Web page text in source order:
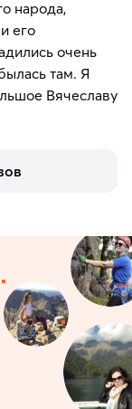
народа,
его
очень
там. Я
Вячеславу